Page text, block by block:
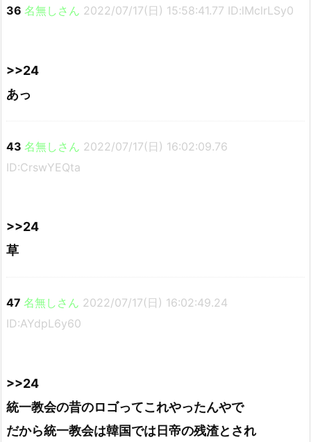
36 名無しさん 2022/07/17(日) 15:58:41.77 ID:lMclrLSy0
>>24
あっ
43 名無しさん 2022/07/17(日) 16:02:09.76
ID:CrswYEQta
>>24
草
47 名無しさん 2022/07/17(日) 16:02:49.24
ID:AYdpL6y60
>>24
統一教会の昔のロゴってこれやったんやで
だから統一教会は韓国では日帝の残渣とされ